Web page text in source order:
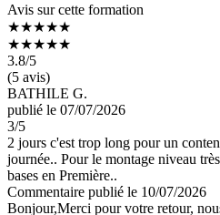
Avis sur cette formation
★★★★★
★★★★★
3.8/5
(5 avis)
BATHILE G.
publié le 07/07/2026
3/5
2 jours c'est trop long pour un
journée.. Pour le montage niveau
bases en Première..
Commentaire publié le 10/07/2026
Bonjour,Merci pour votre retour,